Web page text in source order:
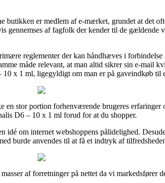
er medlem af e-mærket, grundet at det
gennemses af fagfolk der kender til de
reglementer der kan håndhæves i
måde relevant, at man altid sikrer sin e-mail
x 1 ml, ligegyldigt om man er på gaveindkøb til
en stor portion forhenværende brugeres
D6 – 10 x 1 ml forud for at du shopper.
idé om internet webshoppens pålidelighed.
burde anvendes til at få et indtryk af
af forretninger på nettet da vi markedsfører